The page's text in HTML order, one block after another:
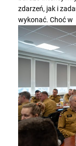
zdarzeń, jak i
wykonać. Choć w